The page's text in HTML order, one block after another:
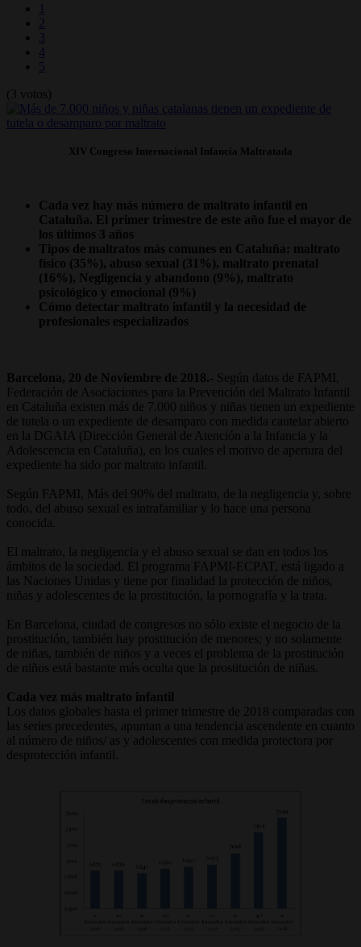
1
2
3
4
5
(3 votos)
XIV Congreso Internacional Infancia Maltratada
Cada vez hay más número de maltrato infantil en
Cataluña. El primer trimestre de este año fue el mayor de
los últimos 3 años
Tipos de maltratos más comunes en Cataluña: maltrato
físico (35%), abuso sexual (31%), maltrato prenatal
(16%), Negligencia y abandono (9%), maltrato
psicológico y emocional (9%)
Cómo detectar maltrato infantil y la necesidad de
profesionales especializados
Barcelona, 20 de Noviembre de 2018.- Según datos de FAPMI,
Federación de Asociaciones para la Prevención del Maltrato Infantil
en Cataluña existen más de 7.000 niños y niñas tienen un expediente
de tutela o un expediente de desamparo con medida cautelar abierto
en la DGAIA (Dirección General de Atención a la Infancia y la
Adolescencia en Cataluña), en los cuales el motivo de apertura del
expediente ha sido por maltrato infantil.
Según FAPMI, Más del 90% del maltrato, de la negligencia y, sobre
todo, del abuso sexual es intrafamiliar y lo hace una persona
conocida.
El maltrato, la negligencia y el abuso sexual se dan en todos los
ámbitos de la sociedad. El programa FAPMI-ECPAT, está ligado a
las Naciones Unidas y tiene por finalidad la protección de niños,
niñas y adolescentes de la prostitución, la pornografía y la trata.
En Barcelona, ciudad de congresos no sólo existe el negocio de la
prostitución, también hay prostitución de menores; y no solamente
de niñas, también de niños y a veces el problema de la prostitución
de niños está bastante más oculta que la prostitución de niñas.
Cada vez más maltrato infantil
Los datos globales hasta el primer trimestre de 2018 comparadas con
las series precedentes, apuntan a una tendencia ascendente en cuanto
al número de niños/ as y adolescentes con medida protectora por
desprotección infantil.